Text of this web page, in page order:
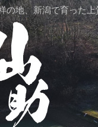
の地、新潟で育った